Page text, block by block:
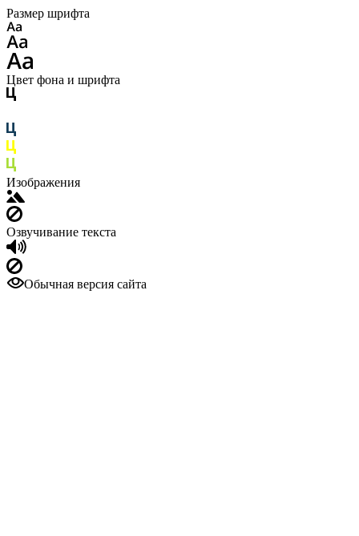
Размер шрифта
Цвет фона и шрифта
Изображения
Озвучивание текста
Обычная версия сайта